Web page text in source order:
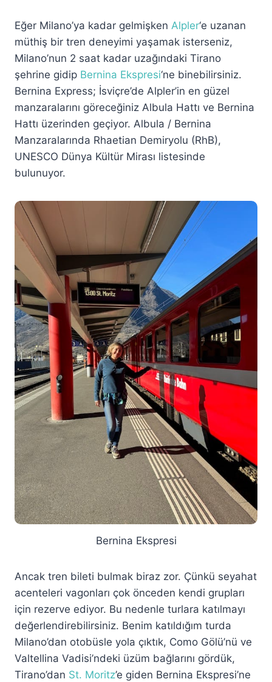
Eğer Milano’ya kadar gelmişken Alpler‘e uzanan
müthiş bir tren deneyimi yaşamak isterseniz,
Milano’nun 2 saat kadar uzağındaki Tirano
şehrine gidip Bernina Ekspresi‘ne binebilirsiniz.
Bernina Express; İsviçre’de Alpler’in en güzel
manzaralarını göreceğiniz Albula Hattı ve Bernina
Hattı üzerinden geçiyor. Albula / Bernina
Manzaralarında Rhaetian Demiryolu (RhB),
UNESCO Dünya Kültür Mirası listesinde
bulunuyor.
Bernina Ekspresi
Ancak tren bileti bulmak biraz zor. Çünkü seyahat
acenteleri vagonları çok önceden kendi grupları
için rezerve ediyor. Bu nedenle turlara katılmayı
değerlendirebilirsiniz. Benim katıldığım turda
Milano’dan otobüsle yola çıktık, Como Gölü’nü ve
Valtellina Vadisi’ndeki üzüm bağlarını gördük,
Tirano’dan St. Moritz’e giden Bernina Ekspresi’ne